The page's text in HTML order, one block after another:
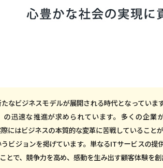
なビジネスモデルが展開される時代となっていま
迅速な推進が求められています。多くの企
はビジネスの本質的な変革に苦戦していることが
ビジョンを掲げています。単なるITサービスの提
で、競争力を高め、感動を生み出す顧客体験を創